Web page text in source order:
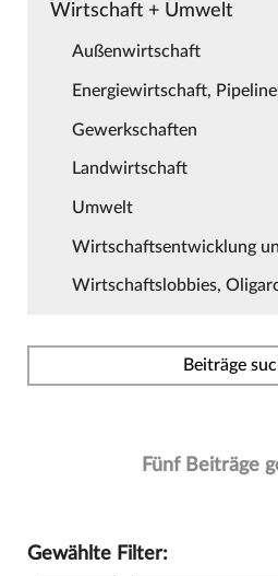
Wirtschaft + Umwelt
Außenwirtschaft
Energiewirtschaft,
Gewerkschaften
Landwirtschaft
Umwelt
Wirtschaftsentwicklung
Wirtschaftslobbies,
Beiträge
Fünf Beiträge
Gewählte Filter: